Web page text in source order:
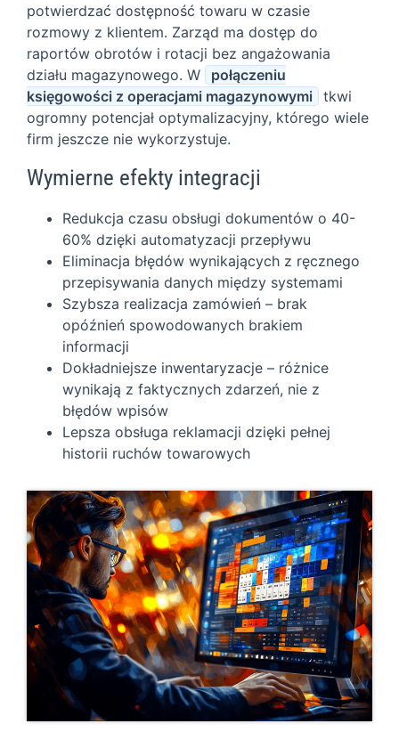
potwierdzać dostępność towaru w czasie
rozmowy z klientem. Zarząd ma dostęp do
raportów obrotów i rotacji bez angażowania
działu magazynowego. W
połączeniu
księgowości z operacjami magazynowymi
tkwi
ogromny potencjał optymalizacyjny, którego wiele
firm jeszcze nie wykorzystuje.
Wymierne efekty integracji
Redukcja czasu obsługi dokumentów o 40-
60% dzięki automatyzacji przepływu
Eliminacja błędów wynikających z ręcznego
przepisywania danych między systemami
Szybsza realizacja zamówień – brak
opóźnień spowodowanych brakiem
informacji
Dokładniejsze inwentaryzacje – różnice
wynikają z faktycznych zdarzeń, nie z
błędów wpisów
Lepsza obsługa reklamacji dzięki pełnej
historii ruchów towarowych